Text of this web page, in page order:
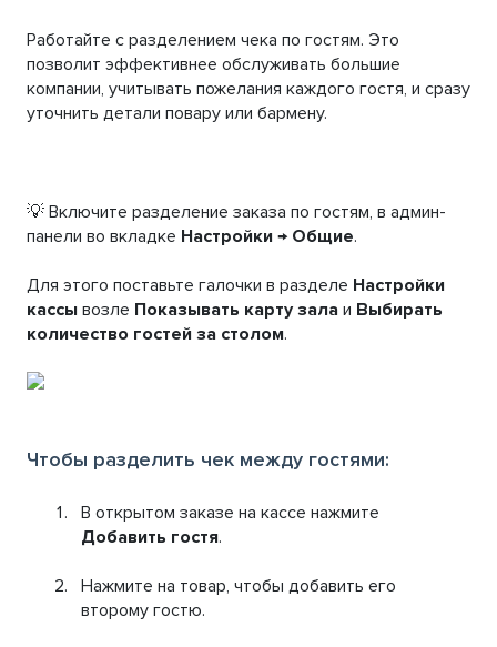
Работайте с разделением чека по гостям. Это
позволит эффективнее обслуживать большие
компании, учитывать пожелания каждого гостя, и сразу
уточнить детали повару или бармену.
💡 Включите разделение заказа по гостям, в админ-
панели во вкладке Настройки → Общие.
Для этого поставьте галочки в разделе Настройки
кассы возле Показывать карту зала и Выбирать
количество гостей за столом.
Чтобы разделить чек между гостями:
В открытом заказе на кассе нажмите
Добавить гостя.
Нажмите на товар, чтобы добавить его
второму гостю.